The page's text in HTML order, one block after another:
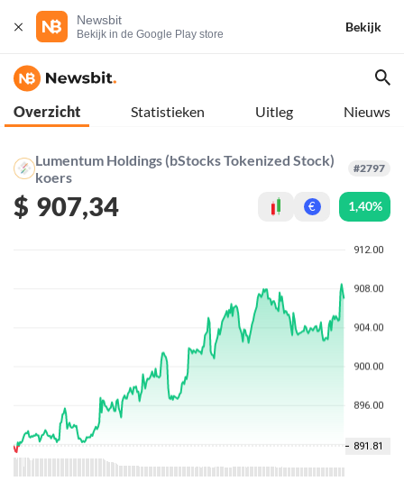
Newsbit
Bekijk in de Google Play store
Bekijk
Overzicht Statistieken Uitleg Nieuws
Lumentum Holdings (bStocks Tokenized Stock)
koers
#2797
$ 907,34 € 1,40%